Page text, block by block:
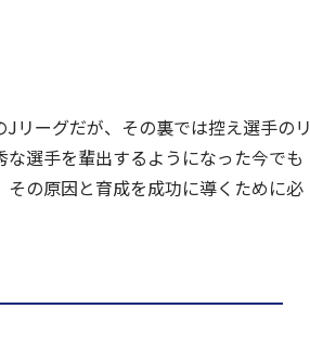
リーグだが、その裏では控え選手のリ
選手を輩出するようになった今でも
の原因と育成を成功に導くために必